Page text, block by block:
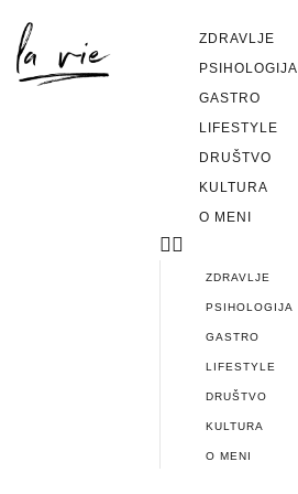
ZDRAVLJE
PSIHOLOGIJA
GASTRO
LIFESTYLE
DRUŠTVO
KULTURA
O MENI
ZDRAVLJE
PSIHOLOGIJA
GASTRO
LIFESTYLE
DRUŠTVO
KULTURA
O MENI